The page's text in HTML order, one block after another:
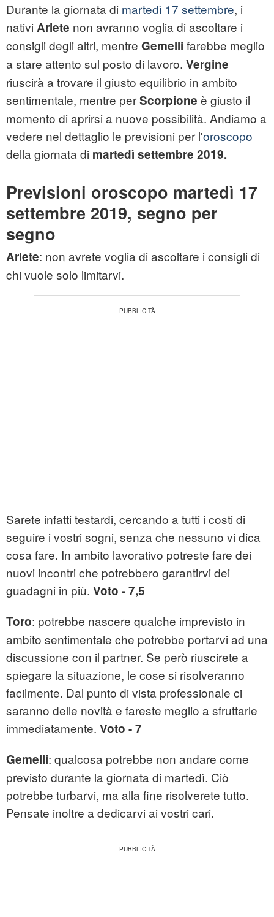
Durante la giornata di martedì 17 settembre, i
nativi Ariete non avranno voglia di ascoltare i
consigli degli altri, mentre Gemelli farebbe meglio
a stare attento sul posto di lavoro. Vergine
riuscirà a trovare il giusto equilibrio in ambito
sentimentale, mentre perScorpione è giusto il
momento di aprirsi a nuove possibilità. Andiamo a
vedere nel dettaglio le previsioni per l'oroscopo
della giornata di martedì settembre 2019.
Previsioni oroscopo martedì 17
settembre 2019, segno per
segno
Ariete: non avrete voglia di ascoltare i consigli di
chi vuole solo limitarvi.
Sarete infatti testardi, cercando a tutti i costi di
seguire i vostri sogni, senza che nessuno vi dica
cosa fare. In ambito lavorativo potreste fare dei
nuovi incontri che potrebbero garantirvi dei
guadagni in più. Voto - 7,5
Toro: potrebbe nascere qualche imprevisto in
ambito sentimentale che potrebbe portarvi ad una
discussione con il partner. Se però riuscirete a
spiegare la situazione, le cose si risolveranno
facilmente. Dal punto di vista professionale ci
saranno delle novità e fareste meglio a sfruttarle
immediatamente. Voto - 7
Gemelli: qualcosa potrebbe non andare come
previsto durante la giornata di martedì. Ciò
potrebbe turbarvi, ma alla fine risolverete tutto.
Pensate inoltre a dedicarvi ai vostri cari.